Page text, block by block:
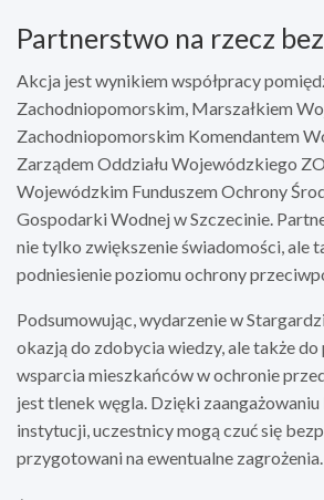
Partnerstwo na rzecz
Akcja jest wynikiem współpracy
Zachodniopomorskim, Marszałkiem
Zachodniopomorskim Komendantem
Zarządem Oddziału Wojewódzkiego
Wojewódzkim Funduszem Ochrony
Gospodarki Wodnej w Szczecinie.
nie tylko zwiększenie świadomości, ale
podniesienie poziomu ochrony
Podsumowując, wydarzenie w
okazją do zdobycia wiedzy, ale także
wsparcia mieszkańców w ochronie
jest tlenek węgla. Dzięki zaangażowaniu
instytucji, uczestnicy mogą czuć się
przygotowani na ewentualne zagrożenia.